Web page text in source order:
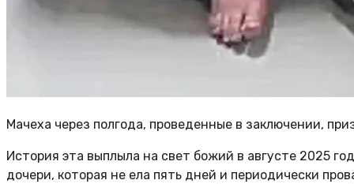
Мачеха через полгода, проведенные в заключении,
История эта выплыла на свет божий в августе 2025
дочери, которая не ела пять дней и периодически